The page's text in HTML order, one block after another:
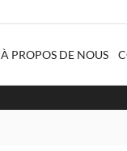
À PROPOS DE NOUS